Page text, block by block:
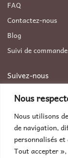
Nous
Nous utilisons
de navigation,
personnalisés
Tout accepter
FAQ
Contactez-nous
Blog
Suivi de commande
Suivez-nous
Instagram
Pinterest
Contactez-nous